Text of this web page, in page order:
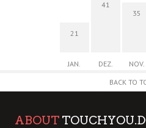
21
JAN.
41
DEZ.
35
NOV.
BACK TO
ABOUT